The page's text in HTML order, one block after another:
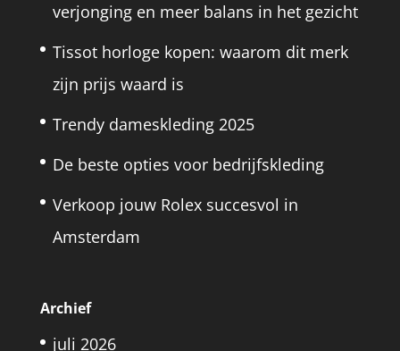
verjonging en meer balans in het gezicht
Tissot horloge kopen: waarom dit merk
zijn prijs waard is
Trendy dameskleding 2025
De beste opties voor bedrijfskleding
Verkoop jouw Rolex succesvol in
Amsterdam
Archief
juli 2026